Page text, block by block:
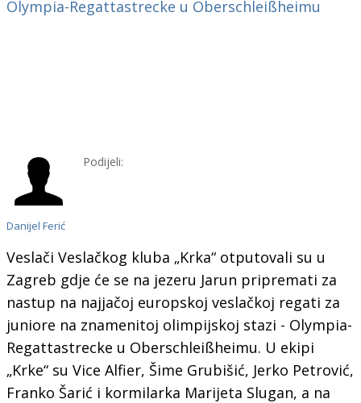
Danijel Ferić
Podijeli:
Veslači Veslačkog kluba „Krka“ otputovali su u
Zagreb gdje će se na jezeru Jarun pripremati za
nastup na najjačoj europskoj veslačkoj regati za
juniore na znamenitoj olimpijskoj stazi - Olympia-
Regattastrecke u Oberschleißheimu. U ekipi
„Krke“ su Vice Alfier, Šime Grubišić, Jerko Petrović,
Franko Šarić i kormilarka Marijeta Slugan, a na